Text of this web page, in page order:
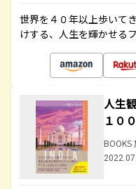
世界を４０年以上歩いて
けする、人生を輝かせる
人生
１００
BOOKS